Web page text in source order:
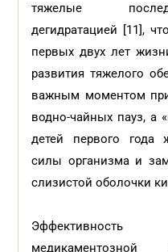
тяжелые
дегидратацией [11],
первых двух лет
развития тяжелого
важным моментом
водно-чайных пауз, а
детей первого года
силы организма и
слизистой оболочки
Эффективность